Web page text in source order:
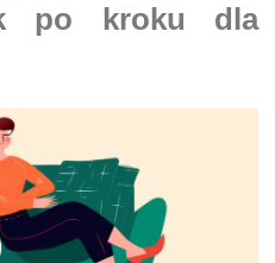
po kroku dla